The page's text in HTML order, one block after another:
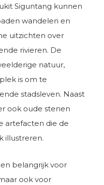
Siguntang kunnen
wandelen en
uitzichten over
rivieren. De
natuur,
is om te
stadsleven. Naast
ook oude stenen
artefacten die de
illustreren.
belangrijk voor
ook voor